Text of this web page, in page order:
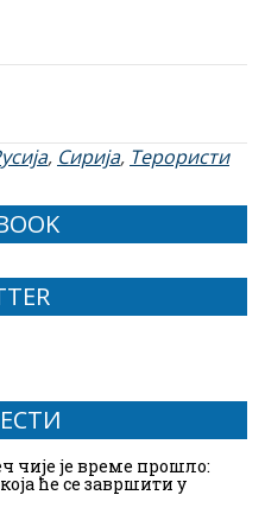
, Сирија, Терористи
чије је време прошло:
ће се завршити у